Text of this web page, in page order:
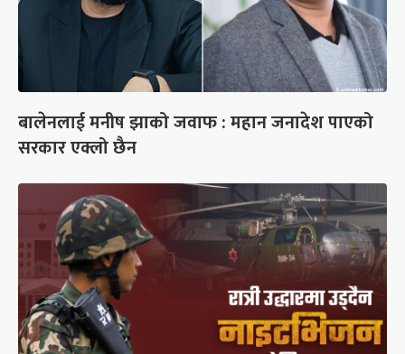
बालेनलाई मनीष झाको जवाफ : महान जनादेश पाएको
सरकार एक्लो छैन